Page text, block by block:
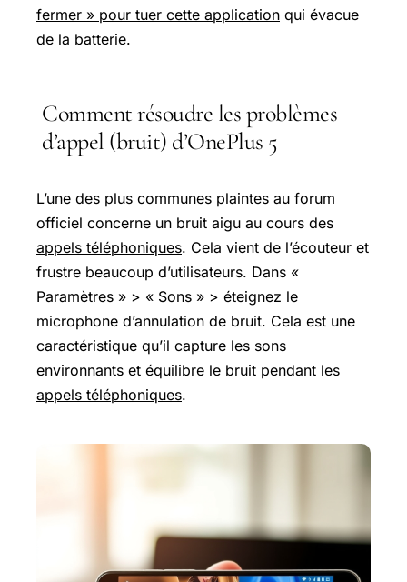
fermer » pour tuer cette application qui évacue
de la batterie.
Comment résoudre les problèmes
d’appel (bruit) d’OnePlus 5
L’une des plus communes plaintes au forum
officiel concerne un bruit aigu au cours des
appels téléphoniques. Cela vient de l’écouteur et
frustre beaucoup d’utilisateurs. Dans «
Paramètres » > « Sons » > éteignez le
microphone d’annulation de bruit. Cela est une
caractéristique qu’il capture les sons
environnants et équilibre le bruit pendant les
appels téléphoniques.